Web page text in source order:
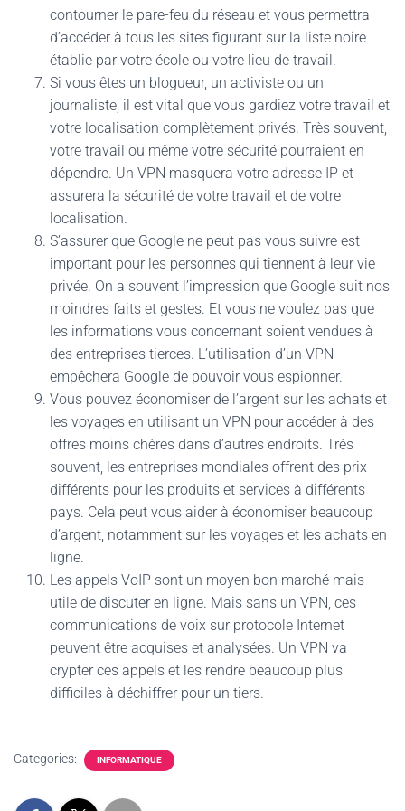
contourner le pare-feu du réseau et vous permettra
d’accéder à tous les sites figurant sur la liste noire
établie par votre école ou votre lieu de travail.
Si vous êtes un blogueur, un activiste ou un
journaliste, il est vital que vous gardiez votre travail et
votre localisation complètement privés. Très souvent,
votre travail ou même votre sécurité pourraient en
dépendre. Un VPN masquera votre adresse IP et
assurera la sécurité de votre travail et de votre
localisation.
S’assurer que Google ne peut pas vous suivre est
important pour les personnes qui tiennent à leur vie
privée. On a souvent l’impression que Google suit nos
moindres faits et gestes. Et vous ne voulez pas que
les informations vous concernant soient vendues à
des entreprises tierces. L’utilisation d’un VPN
empêchera Google de pouvoir vous espionner.
Vous pouvez économiser de l’argent sur les achats et
les voyages en utilisant un VPN pour accéder à des
offres moins chères dans d’autres endroits. Très
souvent, les entreprises mondiales offrent des prix
différents pour les produits et services à différents
pays. Cela peut vous aider à économiser beaucoup
d’argent, notamment sur les voyages et les achats en
ligne.
Les appels VoIP sont un moyen bon marché mais
utile de discuter en ligne. Mais sans un VPN, ces
communications de voix sur protocole Internet
peuvent être acquises et analysées. Un VPN va
crypter ces appels et les rendre beaucoup plus
difficiles à déchiffrer pour un tiers.
Categories: INFORMATIQUE